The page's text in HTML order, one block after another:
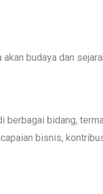
budaya dan
berbagai bidang,
bisnis,